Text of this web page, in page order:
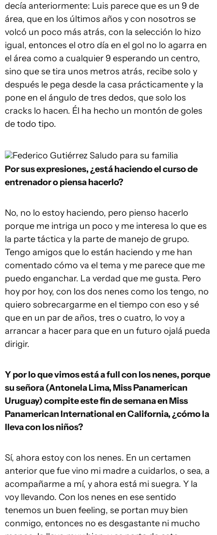
decía anteriormente: Luis parece que es un 9 de
área, que en los últimos años y con nosotros se
volcó un poco más atrás, con la selección lo hizo
igual, entonces el otro día en el gol no lo agarra en
el área como a cualquier 9 esperando un centro,
sino que se tira unos metros atrás, recibe solo y
después le pega desde la casa prácticamente y la
pone en el ángulo de tres dedos, que solo los
cracks lo hacen. Él ha hecho un montón de goles
de todo tipo.
Federico Gutiérrez Saludo para su familia
Por sus expresiones, ¿está haciendo el curso de
entrenador o piensa hacerlo?
No, no lo estoy haciendo, pero pienso hacerlo
porque me intriga un poco y me interesa lo que es
la parte táctica y la parte de manejo de grupo.
Tengo amigos que lo están haciendo y me han
comentado cómo va el tema y me parece que me
puedo enganchar. La verdad que me gusta. Pero
hoy por hoy, con los dos nenes como los tengo, no
quiero sobrecargarme en el tiempo con eso y sé
que en un par de años, tres o cuatro, lo voy a
arrancar a hacer para que en un futuro ojalá pueda
dirigir.
Y por lo que vimos está a full con los nenes, porque
su señora (Antonela Lima, Miss Panamerican
Uruguay) compite este fin de semana en Miss
Panamerican International en California, ¿cómo la
lleva con los niños?
Sí, ahora estoy con los nenes. En un certamen
anterior que fue vino mi madre a cuidarlos, o sea, a
acompañarme a mí, y ahora está mi suegra. Y la
voy llevando. Con los nenes en ese sentido
tenemos un buen feeling, se portan muy bien
conmigo, entonces no es desgastante ni mucho